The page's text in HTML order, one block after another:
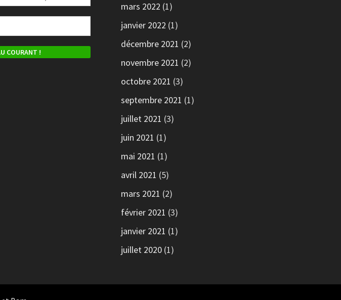
mars 2022 (1)
janvier 2022 (1)
décembre 2021 (2)
novembre 2021 (2)
octobre 2021 (3)
septembre 2021 (1)
juillet 2021 (3)
juin 2021 (1)
mai 2021 (1)
avril 2021 (5)
mars 2021 (2)
février 2021 (3)
janvier 2021 (1)
juillet 2020 (1)